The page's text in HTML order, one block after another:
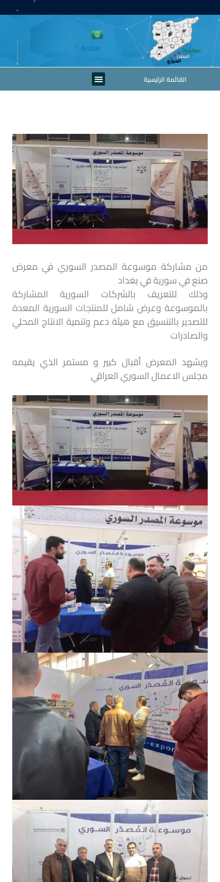
إلى
المحتوى
Arabic
▼
القائمة الرئيسية Menu
من مشاركة موسوعة المصدر السوري في معرض
صنع في سورية في بغداد
وذلك للتعريف بالشركات السورية المشاركة
بالموسوعة وعرض شامل للمنتجات السورية المعدة
للتصدير بالتنسيق مع هيئة دعم وتنمية الانتاج المحلي
والصادرات
ويشهد المعرض أقبال كبير و مستمر الذي يقيمه
مجلس الاعمال السوري العراقي